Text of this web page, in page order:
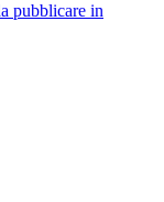
pubblicare in